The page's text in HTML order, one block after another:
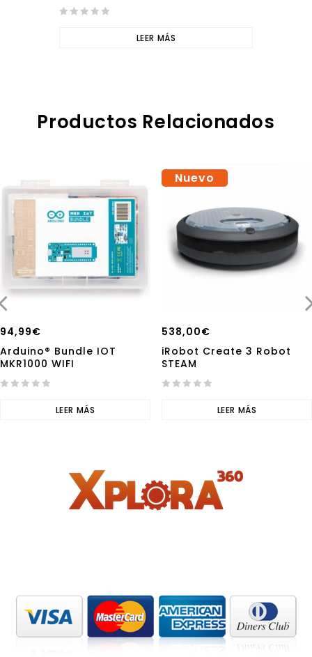
LEER MÁS
Productos Relacionados
94,99€
Arduino® Bundle IOT
MKR1000 WIFI
LEER MÁS
Nuevo
538,00€
iRobot Create 3 Robot
STEAM
LEER MÁS